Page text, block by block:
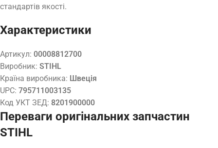
стандартів якості.
Характеристики
Артикул: 00008812700
Виробник: STIHL
Країна виробника: Швеція
UPC: 795711003135
Код УКТ ЗЕД: 8201900000
Переваги оригінальних запчастин
STIHL